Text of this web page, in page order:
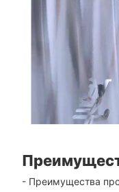
- Преимущества